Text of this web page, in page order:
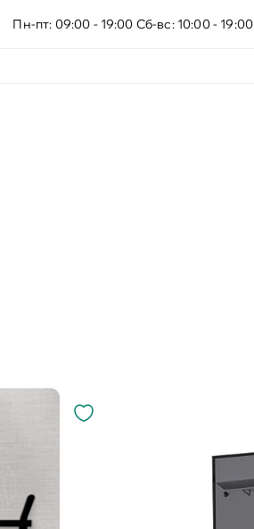
Пн-пт: 09:00 - 19:00 Сб-вс: 10:00 - 19:00